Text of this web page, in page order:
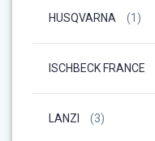
HUSQVARNA (1)
ISCHBECK FRANCE
LANZI (3)